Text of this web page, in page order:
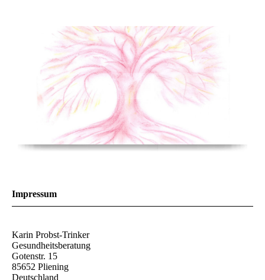
Impressum
Karin Probst-Trinker
Gesundheitsberatung
Gotenstr. 15
85652 Pliening
Deutschland